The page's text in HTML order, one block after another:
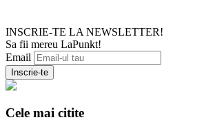
INSCRIE-TE LA NEWSLETTER!
Sa fii mereu LaPunkt!
Email
Cele mai citite